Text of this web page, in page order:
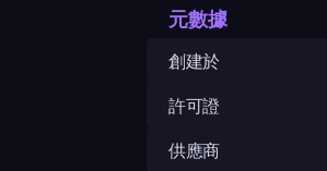
元數據
創建於
許可證
供應商